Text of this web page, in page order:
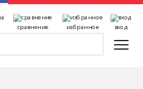
сравнение избранное вход